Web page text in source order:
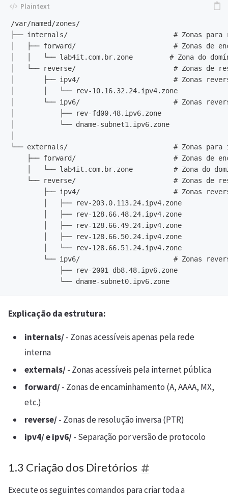
/var/named/zones/
├── internals/                          # Zonas para
│   ├── forward/                        # Zonas de
│   │   └── lab4it.com.br.zone         # Zona do
│   └── reverse/                        # Zonas de
│       ├── ipv4/                       # Zonas
│       │   └── rev-10.16.32.24.ipv4.zone
│       └── ipv6/                       # Zonas
│           ├── rev-fd00.48.ipv6.zone
│           └── dname-subnet1.ipv6.zone
└── externals/                          # Zonas para
├── forward/                        # Zonas de
│   └── lab4it.com.br.zone          # Zona do
└── reverse/                        # Zonas de
├── ipv4/                       # Zonas
        │   ├── rev-203.0.113.24.ipv4.zone
        │   ├── rev-128.66.48.24.ipv4.zone
        │   ├── rev-128.66.49.24.ipv4.zone
        │   ├── rev-128.66.50.24.ipv4.zone
        │   └── rev-128.66.51.24.ipv4.zone
└── ipv6/                       # Zonas
            ├── rev-2001_db8.48.ipv6.zone
Explicação da estrutura:
internals/- Zonas acessíveis apenas pela rede
interna
externals/- Zonas acessíveis pela internet pública
forward/- Zonas de encaminhamento (A, AAAA, MX,
etc.)
reverse/- Zonas de resolução inversa (PTR)
ipv4/ e ipv6/- Separação por versão de protocolo
1.3 Criação dos Diretórios
Execute os seguintes comandos para criar toda a